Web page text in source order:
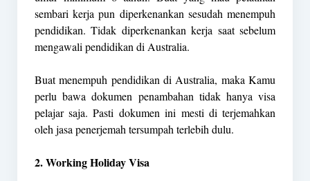
sembari kerja pun diperkenankan sesudah menempuh
pendidikan. Tidak diperkenankan kerja saat sebelum
mengawali pendidikan di Australia.
Buat menempuh pendidikan di Australia, maka Kamu
perlu bawa dokumen penambahan tidak hanya visa
pelajar saja. Pasti dokumen ini mesti di terjemahkan
oleh jasa penerjemah tersumpah terlebih dulu.
2. Working Holiday Visa